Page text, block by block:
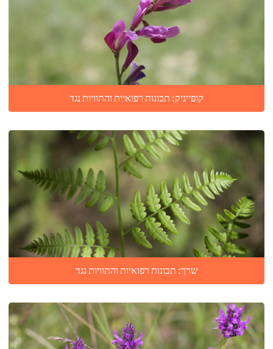
קופייניק: תכונות רפואיות והתוויות נגד
שרך: תכונות רפואיות והתוויות נגד